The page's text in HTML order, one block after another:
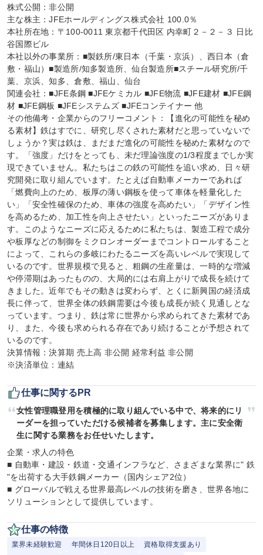
株式公開：非公開
主な株主：JFEホールディングス株式会社 100.0％
本社所在地：〒100-0011 東京都千代田区 内幸町２－２－３ 日比
谷国際ビル
本社以外の事業所：■製鉄所/東日本（千葉・京浜）、西日本（倉
敷・福山）■製造所/知多製造所、仙台製造所■スチール研究所/千
葉、京浜、知多、倉敷、福山、仙台
関連会社：■JFE条鋼 ■JFEケミカル ■JFE物流 ■JFE建材 ■JFE鋼
材 ■JFE鋼板 ■JFEシステムズ ■JFEコンテイナー 他
その他備考・企業からのフリーコメント：【進化の可能性を秘め
る素材】鉄はすでに、研究し尽くされた素材だと思っていないで
しょうか？実は鉄は、まだまだ進化の可能性を秘めた素材なので
す。「強度」だけをとっても、未だ理論強度の1/3程度までしか実
現できていません。私たちはこの鉄の可能性を追い求め、日々研
究開発に取り組んでいます。たとえば自動車メーカーであれば
「燃費向上のため、板厚の薄い鋼板を使って車体を軽量化した
い」「安全性確保のため、車体の強度を高めたい」「デザイン性
を高めるため、加工性を向上させたい」といったニーズがありま
す。このようなニーズに応えるために私たちは、製造工程で成分
や板厚などの制御をミクロンオーダーまでコントロールすること
によって、これらの多岐にわたるニーズを高いレベルで実現して
いるのです。世界規模で見ると、粗鋼の生産量は、一時的な増減
や停滞期はあったものの、大局的には右肩上がりで成長を続けて
きました。近年でもその動きは変わらず、とくに新興国の経済成
長に伴って、世界全体の鉄鋼需要は今後も成長が続く見通しとな
っています。つまり、鉄は常に世界から求められてきた素材であ
り、また、今後も求められる存在であり続けることが予想されて
いるのです。
決算情報：決算期 売上高 非公開 経常利益 非公開
※決済単位：連結
仕事に関するPR
女性管理職登用を積極的に取り組んでいる中で、将来的にリ
ーダーを担っていただける候補者を募集します。主に安全衛
生に関する業務をお任せいたします。
企業・求人の特色
■ 自動車・建設・鉄道・交通インフラなど、さまざまな業界に" 鉄
"を出荷する大手鉄鋼メーカー（国内シェア2位）
■ グローバルで戦える世界最高レベルの技術を磨き、世界各地に
ソリューションとして提供しています。
仕事の特徴
業界未経験歓迎 年間休日120日以上
資格取得支援あり